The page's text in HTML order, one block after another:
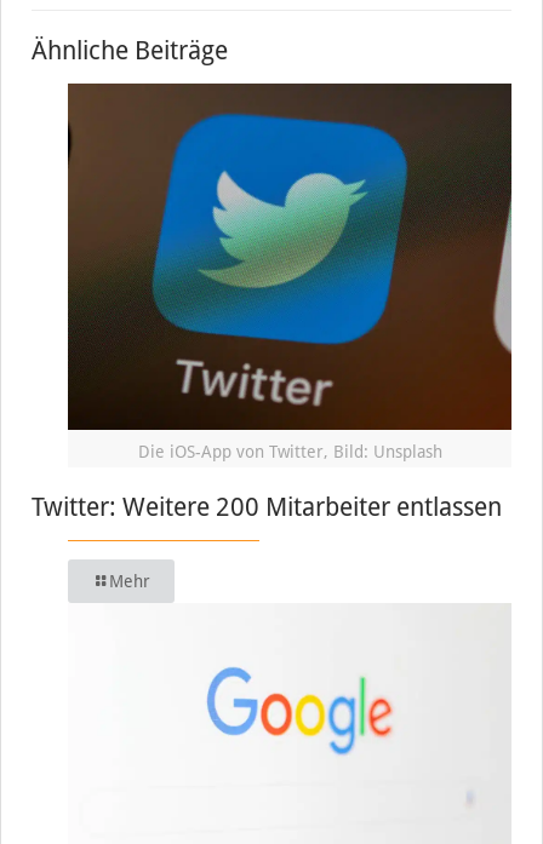
Ähnliche Beiträge
Die iOS-App von Twitter, Bild: Unsplash
Twitter: Weitere 200 Mitarbeiter entlassen
Mehr